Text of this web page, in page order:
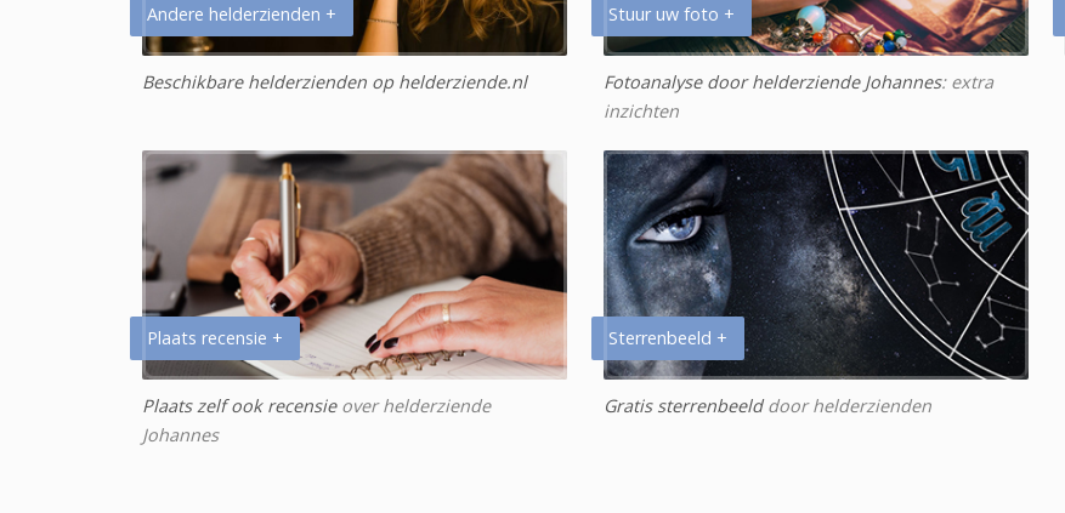
Andere helderzienden +
Beschikbare helderzienden op helderziende.nl
Stuur uw foto +
Fotoanalyse door helderziende Johannes: extra
inzichten
Plaats recensie +
Plaats zelf ook recensieover helderziende
Johannes
Sterrenbeeld +
Gratis sterrenbeelddoor helderzienden